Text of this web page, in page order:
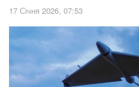
17 Січня 2026, 07:53